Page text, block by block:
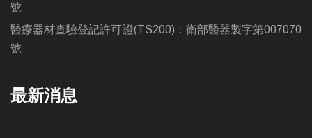
號
醫療器材查驗登記許可證(TS200)：衛部醫器製字第007070
號
最新消息